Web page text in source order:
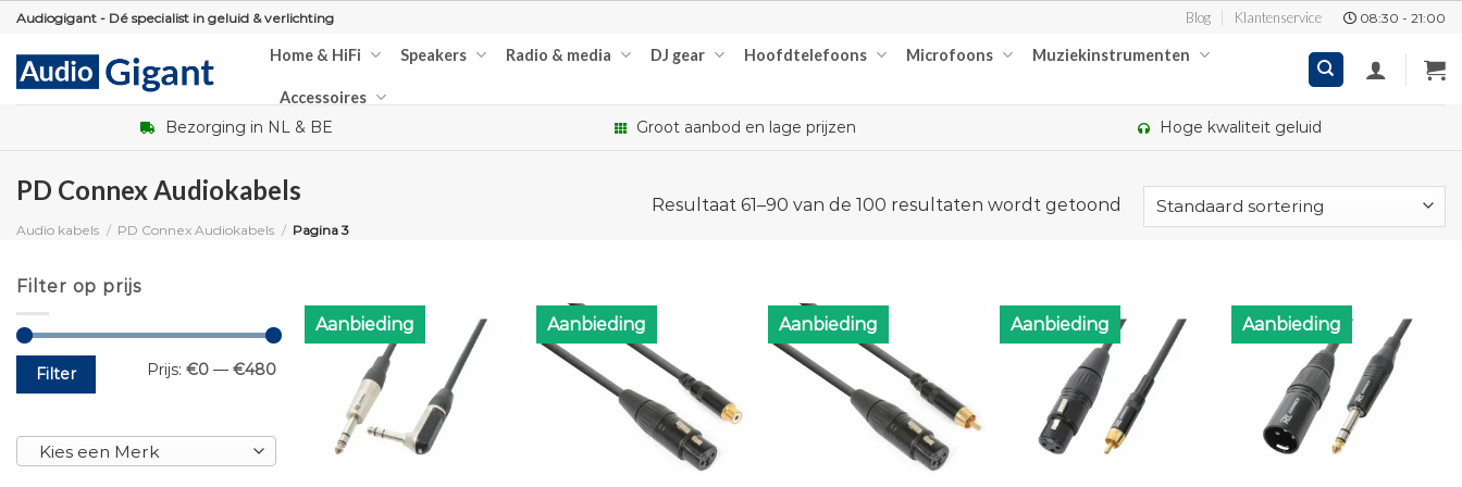
Skip
content
Audiogigant - Dé specialist in geluid & verlichting Blog Klantenservice 08:30 - 21:00
Home & HiFi Speakers Radio & media DJ gear Hoofdtelefoons Microfoons Muziekinstrumenten
Accessoires
Bezorging in NL & BE Groot aanbod en lage prijzen Hoge kwaliteit geluid
PD Connex Audiokabels
Audio kabels / PD Connex Audiokabels / Pagina 3
Resultaat 61–90 van de 100 resultaten wordt getoond
Filter op prijs
Min.
prijs
Max.
prijsFilter Prijs: €0— €480
Kies een Merk
Aanbieding Aanbieding Aanbieding Aanbieding Aanbieding